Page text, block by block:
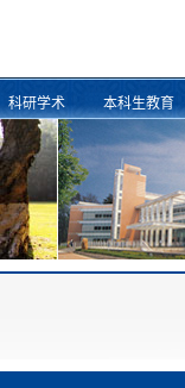
科研学术 本科生教育